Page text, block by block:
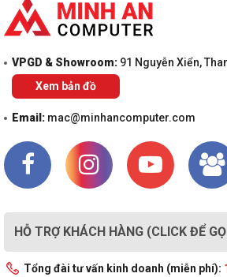
VPGD & Showroom: 91 Nguyễn Xiển,
Xem bản đồ
Email: mac@minhancomputer.com
HỖ TRỢ KHÁCH HÀNG (CLICK ĐỂ
Tổng đài tư vấn kinh doanh (miễn phí):